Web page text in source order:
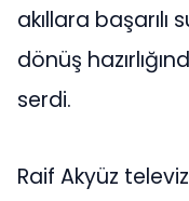
akıllara
dönüş
serdi.
Raif Akyüz